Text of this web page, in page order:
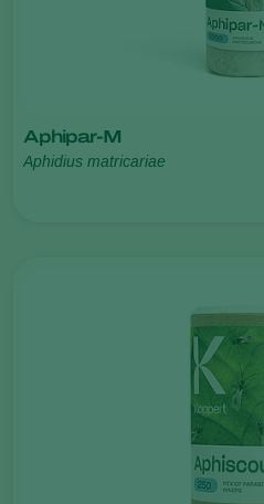
Aphipar-M
Aphidius matricariae